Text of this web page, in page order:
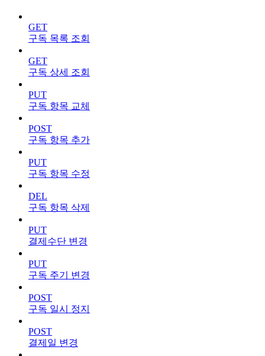
GET
구독 목록 조회
GET
구독 상세 조회
PUT
구독 항목 교체
POST
구독 항목 추가
PUT
구독 항목 수정
DEL
구독 항목 삭제
PUT
결제수단 변경
PUT
구독 주기 변경
POST
구독 일시 정지
POST
결제일 변경